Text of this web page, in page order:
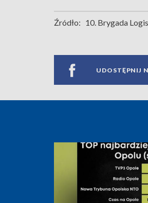
Źródło: 10. Brygada
UDOSTĘPNIJ